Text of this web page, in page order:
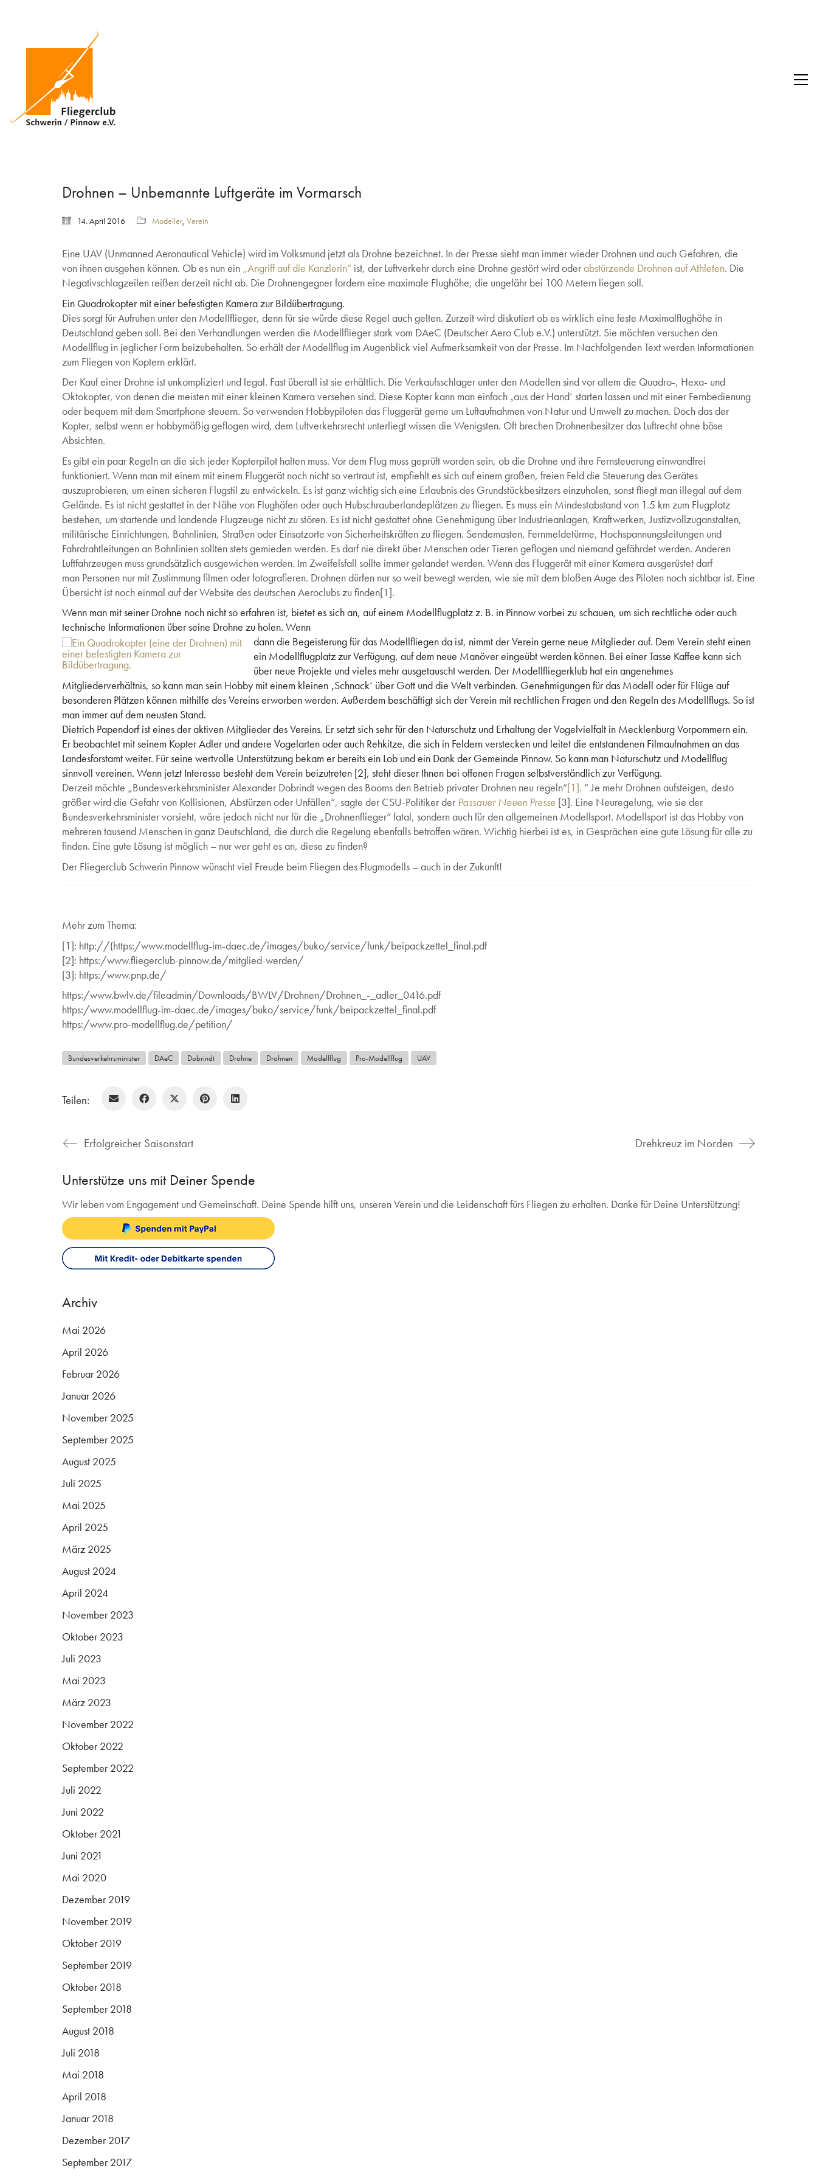
Drohnen – Unbemannte Luftgeräte im Vormarsch
14. April 2016 Modeller, Verein
Eine UAV (Unmanned Aeronautical Vehicle) wird im Volksmund jetzt als Drohne bezeichnet. In der Presse sieht man immer wieder Drohnen und auch Gefahren, die
von ihnen ausgehen können. Ob es nun ein „Angriff auf die Kanzlerin“ ist, der Luftverkehr durch eine Drohne gestört wird oderabstürzende Drohnen auf Athleten. Die
Negativschlagzeilen reißen derzeit nicht ab. Die Drohnengegner fordern eine maximale Flughöhe, die ungefähr bei 100 Metern liegen soll.
Ein Quadrokopter mit einer befestigten Kamera zur Bildübertragung.
Dies sorgt für Aufruhen unter den Modellflieger, denn für sie würde diese Regel auch gelten. Zurzeit wird diskutiert ob es wirklich eine feste Maximalflughöhe in
Deutschland geben soll. Bei den Verhandlungen werden die Modellflieger stark vom DAeC (Deutscher Aero Club e.V.) unterstützt. Sie möchten versuchen den
Modellflug in jeglicher Form beizubehalten. So erhält der Modellflug im Augenblick viel Aufmerksamkeit von der Presse. Im Nachfolgenden Text werden Informationen
zum Fliegen von Koptern erklärt.
Der Kauf einer Drohne ist unkompliziert und legal. Fast überall ist sie erhältlich. Die Verkaufsschlager unter den Modellen sind vor allem die Quadro-, Hexa- und
Oktokopter, von denen die meisten mit einer kleinen Kamera versehen sind. Diese Kopter kann man einfach ‚aus der Hand‘ starten lassen und mit einer Fernbedienung
oder bequem mit dem Smartphone steuern. So verwenden Hobbypiloten das Fluggerät gerne um Luftaufnahmen von Natur und Umwelt zu machen. Doch das der
Kopter, selbst wenn er hobbymäßig geflogen wird, dem Luftverkehrsrecht unterliegt wissen die Wenigsten. Oft brechen Drohnenbesitzer das Luftrecht ohne böse
Absichten.
Es gibt ein paar Regeln an die sich jeder Kopterpilot halten muss. Vor dem Flug muss geprüft worden sein, ob die Drohne und ihre Fernsteuerung einwandfrei
funktioniert. Wenn man mit einem mit einem Fluggerät noch nicht so vertraut ist, empfiehlt es sich auf einem großen, freien Feld die Steuerung des Gerätes
auszuprobieren, um einen sicheren Flugstil zu entwickeln. Es ist ganz wichtig sich eine Erlaubnis des Grundstückbesitzers einzuholen, sonst fliegt man illegal auf dem
Gelände. Es ist nicht gestattet in der Nähe von Flughäfen oder auch Hubschrauberlandeplätzen zu fliegen. Es muss ein Mindestabstand von 1.5 km zum Flugplatz
bestehen, um startende und landende Flugzeuge nicht zu stören. Es ist nicht gestattet ohne Genehmigung über Industrieanlagen, Kraftwerken, Justizvollzuganstalten,
militärische Einrichtungen, Bahnlinien, Straßen oder Einsatzorte von Sicherheitskräften zu fliegen. Sendemasten, Fernmeldetürme, Hochspannungsleitungen und
Fahrdrahtleitungen an Bahnlinien sollten stets gemieden werden. Es darf nie direkt über Menschen oder Tieren geflogen und niemand gefährdet werden. Anderen
Luftfahrzeugen muss grundsätzlich ausgewichen werden. Im Zweifelsfall sollte immer gelandet werden. Wenn das Fluggerät mit einer Kamera ausgerüstet darf
man Personen nur mit Zustimmung filmen oder fotografieren. Drohnen dürfen nur so weit bewegt werden, wie sie mit dem bloßen Auge des Piloten noch sichtbar ist. Eine
Übersicht ist noch einmal auf der Website des deutschen Aeroclubs zu finden[1].
Wenn man mit seiner Drohne noch nicht so erfahren ist, bietet es sich an, auf einem Modellflugplatz z. B. in Pinnow vorbei zu schauen, um sich rechtliche oder auch
technische Informationen über seine Drohne zu holen. Wenn
dann die Begeisterung für das Modellfliegen da ist, nimmt der Verein gerne neue Mitglieder auf. Dem Verein steht einen
ein Modellflugplatz zur Verfügung, auf dem neue Manöver eingeübt werden können. Bei einer Tasse Kaffee kann sich
über neue Projekte und vieles mehr ausgetauscht werden. Der Modellfliegerklub hat ein angenehmes
Mitgliederverhältnis, so kann man sein Hobby mit einem kleinen ‚Schnack‘ über Gott und die Welt verbinden. Genehmigungen für das Modell oder für Flüge auf
besonderen Plätzen können mithilfe des Vereins erworben werden. Außerdem beschäftigt sich der Verein mit rechtlichen Fragen und den Regeln des Modellflugs. So ist
man immer auf dem neusten Stand.
Dietrich Papendorf ist eines der aktiven Mitglieder des Vereins. Er setzt sich sehr für den Naturschutz und Erhaltung der Vogelvielfalt in Mecklenburg Vorpommern ein.
Er beobachtet mit seinem Kopter Adler und andere Vogelarten oder auch Rehkitze, die sich in Feldern verstecken und leitet die entstandenen Filmaufnahmen an das
Landesforstamt weiter. Für seine wertvolle Unterstützung bekam er bereits ein Lob und ein Dank der Gemeinde Pinnow. So kann man Naturschutz und Modellflug
sinnvoll vereinen. Wenn jetzt Interesse besteht dem Verein beizutreten [2], steht dieser Ihnen bei offenen Fragen selbstverständlich zur Verfügung.
Derzeit möchte „Bundesverkehrsminister Alexander Dobrindt wegen des Booms den Betrieb privater Drohnen neu regeln“[1]. “ Je mehr Drohnen aufsteigen, desto
größer wird die Gefahr von Kollisionen, Abstürzen oder Unfällen“, sagte der CSU-Politiker der Passauer Neuen Presse [3]. Eine Neuregelung, wie sie der
Bundesverkehrsminister vorsieht, wäre jedoch nicht nur für die „Drohnenflieger“ fatal, sondern auch für den allgemeinen Modellsport. Modellsport ist das Hobby von
mehreren tausend Menschen in ganz Deutschland, die durch die Regelung ebenfalls betroffen wären. Wichtig hierbei ist es, in Gesprächen eine gute Lösung für alle zu
finden. Eine gute Lösung ist möglich – nur wer geht es an, diese zu finden?
Der Fliegerclub Schwerin Pinnow wünscht viel Freude beim Fliegen des Flugmodells – auch in der Zukunft!
Mehr zum Thema:
[1]: http://(https:/www.modellflug-im-daec.de/images/buko/service/funk/beipackzettel_final.pdf
[2]: https:/www.fliegerclub-pinnow.de/mitglied-werden/
[3]: https:/www.pnp.de/
https:/www.bwlv.de/fileadmin/Downloads/BWLV/Drohnen/Drohnen_-_adler_0416.pdf
https:/www.modellflug-im-daec.de/images/buko/service/funk/beipackzettel_final.pdf
https:/www.pro-modellflug.de/petition/
Bundesverkehrsminister DAeC Dobrindt Drohne Drohnen Modellflug Pro-Modellflug UAV
Teilen:
Erfolgreicher Saisonstart Drehkreuz im Norden
Unterstütze uns mit Deiner Spende
Wir leben vom Engagement und Gemeinschaft. Deine Spende hilft uns, unseren Verein und die Leidenschaft fürs Fliegen zu erhalten. Danke für Deine Unterstützung!
Archiv
Mai 2026
April 2026
Februar 2026
Januar 2026
November 2025
September 2025
August 2025
Juli 2025
Mai 2025
April 2025
März 2025
August 2024
April 2024
November 2023
Oktober 2023
Juli 2023
Mai 2023
März 2023
November 2022
Oktober 2022
September 2022
Juli 2022
Juni 2022
Oktober 2021
Juni 2021
Mai 2020
Dezember 2019
November 2019
Oktober 2019
September 2019
Oktober 2018
September 2018
August 2018
Juli 2018
Mai 2018
April 2018
Januar 2018
Dezember 2017
September 2017